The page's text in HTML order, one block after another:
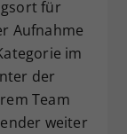
für
Aufnahme
im
der
Team
weiter